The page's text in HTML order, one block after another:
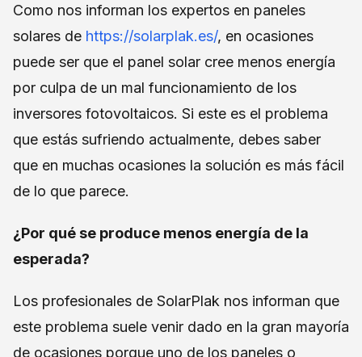
Como nos informan los expertos en paneles
solares de https://solarplak.es/, en ocasiones
puede ser que el panel solar cree menos energía
por culpa de un mal funcionamiento de los
inversores fotovoltaicos. Si este es el problema
que estás sufriendo actualmente, debes saber
que en muchas ocasiones la solución es más fácil
de lo que parece.
¿Por qué se produce menos energía de la
esperada?
Los profesionales de SolarPlak nos informan que
este problema suele venir dado en la gran mayoría
de ocasiones porque uno de los paneles o